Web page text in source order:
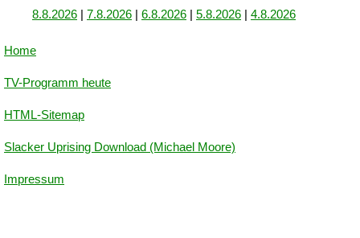
8.8.2026 | 7.8.2026 | 6.8.2026 | 5.8.2026 | 4.8.2026
Home
TV-Programm heute
HTML-Sitemap
Slacker Uprising Download (Michael Moore)
Impressum